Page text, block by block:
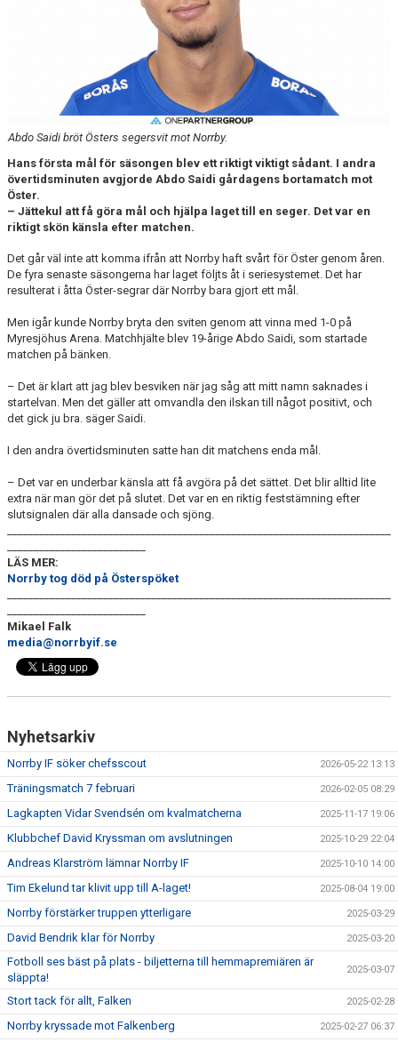
TABELL ETTAN SÖDRA 2025
Abdo Saidi bröt Östers segersvit mot Norrby.
Hans första mål för säsongen blev ett riktigt viktigt sådant. I andra
övertidsminuten avgjorde Abdo Saidi gårdagens bortamatch mot
Öster.
– Jättekul att få göra mål och hjälpa laget till en seger. Det var en
riktigt skön känsla efter matchen.
Det går väl inte att komma ifrån att Norrby haft svårt för Öster genom åren.
De fyra senaste säsongerna har laget följts åt i seriesystemet. Det har
resulterat i åtta Öster-segrar där Norrby bara gjort ett mål.
Men igår kunde Norrby bryta den sviten genom att vinna med 1-0 på
Myresjöhus Arena. Matchhjälte blev 19-årige Abdo Saidi, som startade
matchen på bänken.
– Det är klart att jag blev besviken när jag såg att mitt namn saknades i
startelvan. Men det gäller att omvandla den ilskan till något positivt, och
det gick ju bra. säger Saidi.
I den andra övertidsminuten satte han dit matchens enda mål.
– Det var en underbar känsla att få avgöra på det sättet. Det blir alltid lite
extra när man gör det på slutet. Det var en en riktig feststämning efter
slutsignalen där alla dansade och sjöng.
LÄS MER:
Norrby tog död på Österspöket
Mikael Falk
media@norrbyif.se
Nyhetsarkiv
Norrby IF söker chefsscout 2026-05-22 13:13
Träningsmatch 7 februari 2026-02-05 08:29
Lagkapten Vidar Svendsén om kvalmatcherna 2025-11-17 19:06
Klubbchef David Kryssman om avslutningen 2025-10-29 22:04
Andreas Klarström lämnar Norrby IF 2025-10-10 14:00
Tim Ekelund tar klivit upp till A-laget! 2025-08-04 19:00
Norrby förstärker truppen ytterligare 2025-03-29
David Bendrik klar för Norrby 2025-03-20
Fotboll ses bäst på plats - biljetterna till hemmapremiären är
släppta!
2025-03-07
Stort tack för allt, Falken 2025-02-28
Norrby kryssade mot Falkenberg 2025-02-27 06:37